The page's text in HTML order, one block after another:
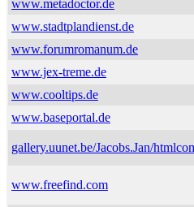
www.metadoctor.de
www.stadtplandienst.de
www.forumromanum.de
www.jex-treme.de
www.cooltips.de
www.baseportal.de
gallery.uunet.be/Jacobs.Jan/
www.freefind.com